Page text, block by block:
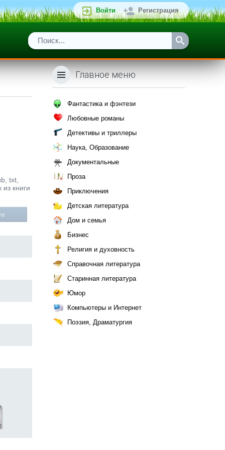
Войти Регистрация
txt,
книги
Главное меню
Фантастика и фэнтези
Любовные романы
Детективы и триллеры
Наука, Образование
Документальные
Проза
Приключения
Детская литература
Дом и семья
Бизнес
Религия и духовность
Справочная литература
Старинная литература
Юмор
Компьютеры и Интернет
Поэзия, Драматургия